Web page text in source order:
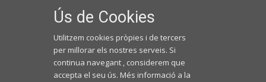
Ús de Cookies
Utilitzem cookies pròpies i de tercers
per millorar els nostres serveis. Si
continua navegant , considerem que
accepta el seu ús. Més informació a la